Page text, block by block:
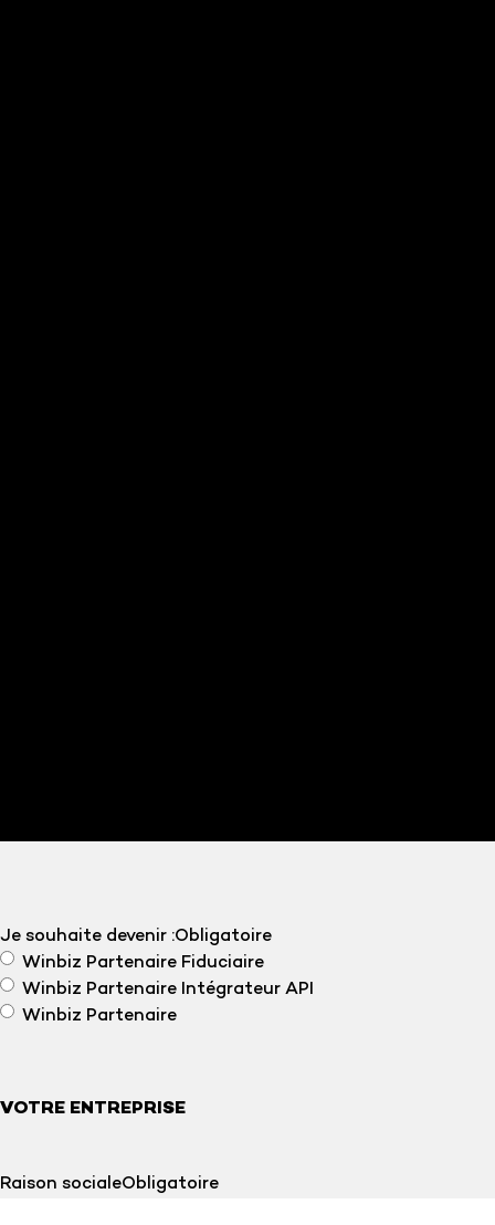
Je souhaite devenir :Obligatoire
Winbiz Partenaire Fiduciaire
Winbiz Partenaire Intégrateur API
Winbiz Partenaire
VOTRE ENTREPRISE
Raison socialeObligatoire